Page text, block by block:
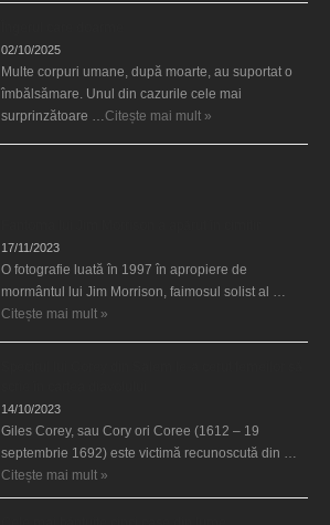
02/10/2025
Multe corpuri umane, după moarte, au suportat o
îmbălsămare. Unul din cazurile cele mai
surprinzătoare …Citește mai mult »
17/11/2023
O fotografie luată în 1997 în apropiere de
mormântul lui Jim Morrison, faimosul solist al …
Citește mai mult »
14/10/2023
Giles Corey, sau Cory ori Coree (1612 – 19
septembrie 1692) este victimă recunoscută din …
Citește mai mult »